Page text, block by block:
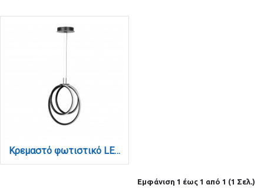
Κρεμαστό φωτιστικό LED 40W 3CCT (by switch on base) σε μαύρο χρώμα D:38cm (6080-BL)
Εμφάνιση 1 έως 1 από 1 (1 Σελ.)